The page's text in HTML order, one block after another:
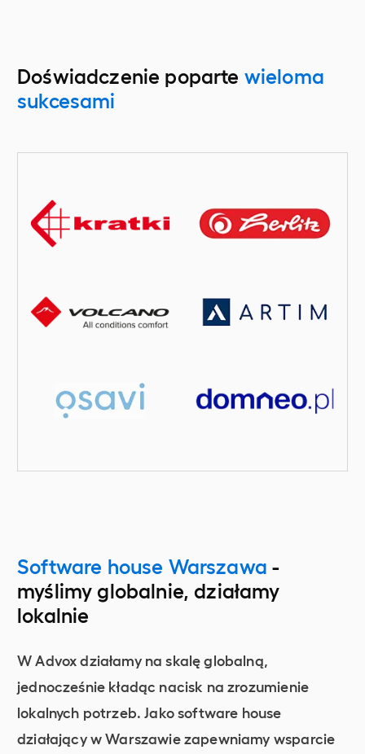
Doświadczenie poparte wieloma
sukcesami
Software house Warszawa -
myślimy globalnie, działamy
lokalnie
W Advox działamy na skalę globalną,
jednocześnie kładąc nacisk na zrozumienie
lokalnych potrzeb. Jako software house
działający w Warszawie zapewniamy wsparcie